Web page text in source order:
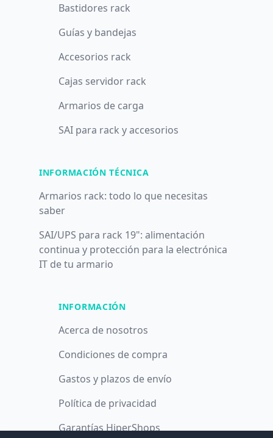
Bastidores rack
Guías y bandejas
Accesorios rack
Cajas servidor rack
Armarios de carga
SAI para rack y accesorios
INFORMACIÓN TÉCNICA
Armarios rack: todo lo que necesitas
saber
SAI/UPS para rack 19": alimentación
continua y protección para la electrónica
IT de tu armario
INFORMACIÓN
Acerca de nosotros
Condiciones de compra
Gastos y plazos de envío
Política de privacidad
Garantías HiperShops